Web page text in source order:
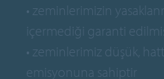
• zeminlerimizin
içermediği garanti
• zeminlerimiz düşük,
emisyonuna sahiptir